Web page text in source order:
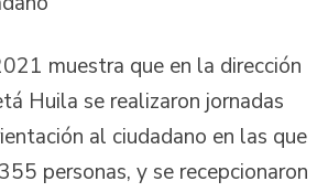
muestra que en la dirección
Huila se realizaron jornadas
al ciudadano en las que
personas, y se recepcionaron